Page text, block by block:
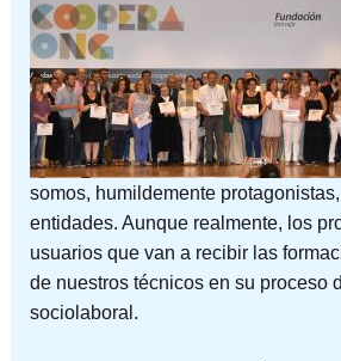
somos, humildemente
entidades. Aunque realmente, los
usuarios que van a recibir las
de nuestros técnicos en su proceso
sociolaboral.